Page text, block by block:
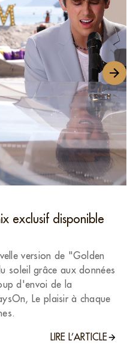
exclusif disponible
version de "Golden
soleil grâce aux données
d'envoi de la
Le plaisir à chaque
LIRE L’ARTICLE